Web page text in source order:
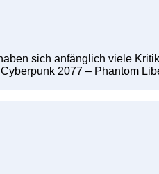
sich anfänglich viele
2077 – Phantom